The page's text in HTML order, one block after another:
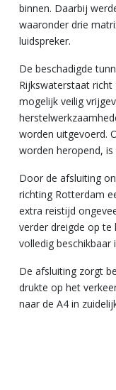
binnen. Daarbij
waaronder drie
luidspreker.
De beschadigde
Rijkswaterstaat
mogelijk veilig
worden uitgevoerd.
worden heropend, is
Door de afsluiting
richting Rotterdam
extra reistijd
verder dreigde op te
volledig beschikbaar
De afsluiting zorgt
drukte op het
naar de A4 in